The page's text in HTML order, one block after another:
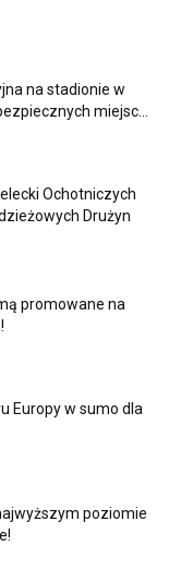
na stadionie w
miejsc...
Ochotniczych
Drużyn
promowane na
Europy w sumo dla
poziomie